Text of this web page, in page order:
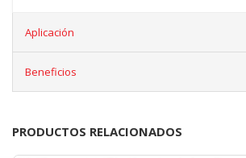
Aplicación
Beneficios
PRODUCTOS RELACIONADOS